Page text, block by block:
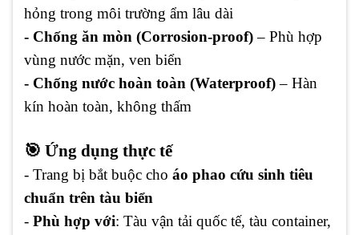
hỏng trong môi trường ẩm lâu dài
- Chống ăn mòn (Corrosion-proof)– Phù hợp
vùng nước mặn, ven biển
- Chống nước hoàn toàn (Waterproof)– Hàn
kín hoàn toàn, không thấm
🎯 Ứng dụng thực tế
- Trang bị bắt buộc cho áo phao cứu sinh tiêu
chuẩn trên tàu biển
- Phù hợp với: Tàu vận tải quốc tế, tàu container,